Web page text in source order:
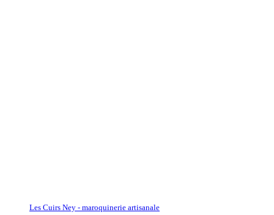
Les Cuirs Ney - maroquinerie artisanale